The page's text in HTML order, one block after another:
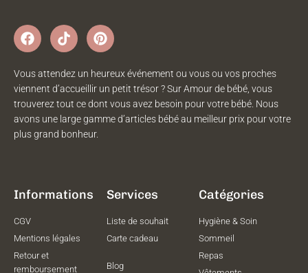
Vous attendez un heureux événement ou vous ou vos proches
viennent d’accueillir un petit trésor ? Sur Amour de bébé, vous
trouverez tout ce dont vous avez besoin pour votre bébé. Nous
avons une large gamme d’articles bébé au meilleur prix pour votre
plus grand bonheur.
Informations
CGV
Mentions légales
Retour et
remboursement
Services
Liste de souhait
Carte cadeau
Blog
Catégories
Hygiène & Soin
Sommeil
Repas